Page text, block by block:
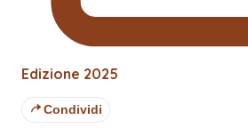
Edizione 2025
Condividi